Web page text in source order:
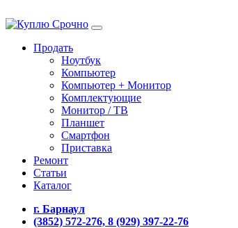
Продать
Ноутбук
Компьютер
Компьютер + Монитор
Комплектующие
Монитор / ТВ
Планшет
Смартфон
Приставка
Ремонт
Статьи
Каталог
г. Барнаул
(3852) 572-276, 8 (929) 397-22-76